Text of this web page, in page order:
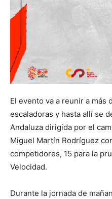
El evento va a reunir a más
escaladoras y hasta allí se
Andaluza dirigida por el
Miguel Martín Rodríguez
competidores, 15 para la
Velocidad.
Durante la jornada de